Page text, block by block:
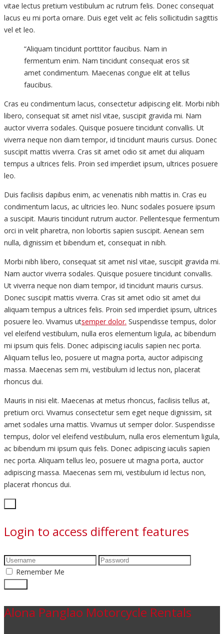
vitae lectus pretium vestibulum ac rutrum felis. Donec consequat
lacus eu mi porta ornare. Duis eget velit ac felis sollicitudin sagittis
vel et leo.
“Aliquam tincidunt porttitor faucibus. Nam in
fermentum enim. Nam tincidunt consequat eros sit
amet condimentum. Maecenas congue elit at tellus
faucibus.
Cras eu condimentum lacus, consectetur adipiscing elit. Morbi nibh
libero, consequat sit amet nisl vitae, suscipit gravida mi. Nam
auctor viverra sodales. Quisque posuere tincidunt convallis. Ut
viverra neque non diam tempor, id tincidunt mauris cursus. Donec
suscipit mattis viverra. Cras sit amet odio sit amet dui aliquam
tempus a ultrices felis. Proin sed imperdiet ipsum, ultrices posuere
leo.
Duis facilisis dapibus enim, ac venenatis nibh mattis in. Cras eu
condimentum lacus, ac ultricies leo. Nunc sodales posuere ipsum
a suscipit. Mauris tincidunt rutrum auctor. Pellentesque fermentum
orci in velit pharetra, non lobortis sapien suscipit. Aenean sem
nulla, dignissim et bibendum et, consequat in nibh.
Morbi nibh libero, consequat sit amet nisl vitae, suscipit gravida mi.
Nam auctor viverra sodales. Quisque posuere tincidunt convallis.
Ut viverra neque non diam tempor, id tincidunt mauris cursus.
Donec suscipit mattis viverra. Cras sit amet odio sit amet dui
aliquam tempus a ultrices felis. Proin sed imperdiet ipsum, ultrices
posuere leo. Vivamus utsemper dolor. Suspendisse tempus, dolor
vel eleifend vestibulum, nulla eros elementum ligula, ac bibendum
mi ipsum quis felis. Donec adipiscing iaculis sapien nec porta.
Aliquam tellus leo, posuere ut magna porta, auctor adipiscing
massa. Maecenas sem mi, vestibulum id lectus non, placerat
rhoncus dui.
Mauris in nisi elit. Maecenas at metus rhoncus, facilisis tellus at,
pretium orci. Vivamus consectetur sem eget neque dignissim, sit
amet sodales urna mattis. Vivamus ut semper dolor. Suspendisse
tempus, dolor vel eleifend vestibulum, nulla eros elementum ligula,
ac bibendum mi ipsum quis felis. Donec adipiscing iaculis sapien
nec porta. Aliquam tellus leo, posuere ut magna porta, auctor
adipiscing massa. Maecenas sem mi, vestibulum id lectus non,
placerat rhoncus dui.
Login to access different features
Remember Me
Alona Panglao Motorcycle Rentals